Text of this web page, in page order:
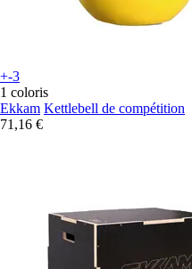
+-3
1 coloris
Ekkam Kettlebell de compétition
71,16 €